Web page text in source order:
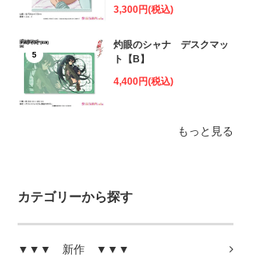
3,300円(税込)
5
灼眼のシャナ デスクマッ
ト【B】
4,400円(税込)
もっと見る
カテゴリーから探す
▼▼▼ 新作 ▼▼▼